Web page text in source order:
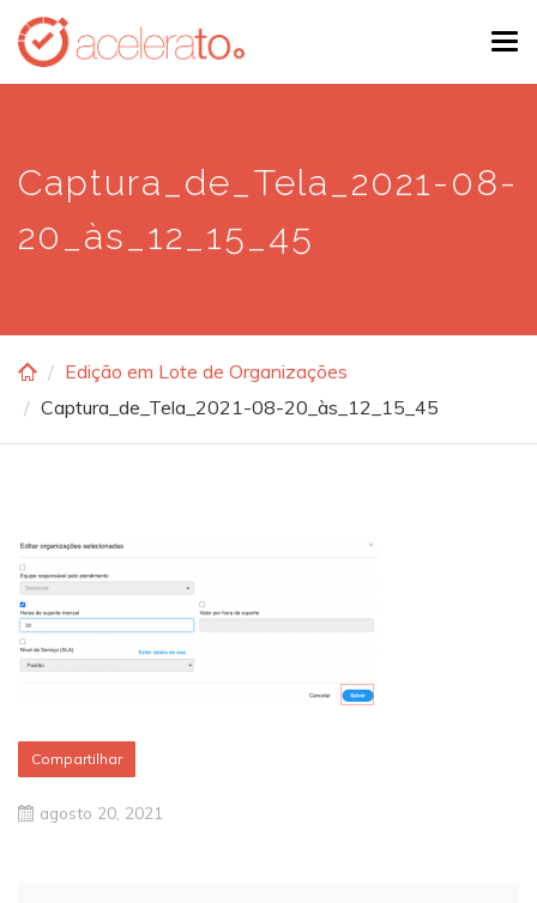
Skip
main
Captura_de_Tela_2021-08-
20_às_12_15_45
Edição em Lote de Organizações
Captura_de_Tela_2021-08-20_às_12_15_45
Compartilhar
agosto 20, 2021